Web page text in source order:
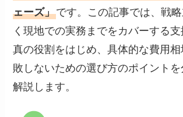
ェーズ」です。この記事では、戦
く現地での実務までをカバーする
真の役割をはじめ、具体的な費用
敗しないための選び方のポイントを
解説します。